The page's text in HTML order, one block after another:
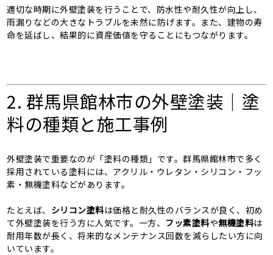
適切な時期に外壁塗装を行うことで、防水性や耐久性が向上し、
雨漏りなどの大きなトラブルを未然に防げます。また、建物の寿
命を延ばし、結果的に資産価値を守ることにもつながります。
2. 群馬県館林市の外壁塗装｜塗
料の種類と施工事例
外壁塗装で重要なのが「塗料の種類」です。群馬県館林市で多く
採用されている塗料には、アクリル・ウレタン・シリコン・フッ
素・無機塗料などがあります。
たとえば、 シリコン塗料は価格と耐久性のバランスが良く、初め
て外壁塗装を行う方に人気です。一方、 フッ素塗料や無機塗料は
耐用年数が長く、将来的なメンテナンス回数を減らしたい方に向
いています。